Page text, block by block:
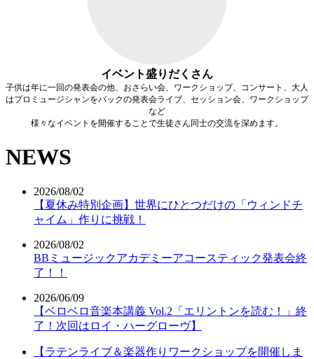
イベント盛りだくさん
子供は年に一回の発表会の他、おさらい会、ワークショップ、コンサート、大人
はプロミュージシャンをバックの発表会ライブ、セッション会、ワークショップ
など
様々なイベントを開催することで生徒さん同士の交流を深めます。
NEWS
2026/08/02
【夏休み特別企画】世界にひとつだけの「ウィンドチ
ャイム」作りに挑戦！
2026/08/02
BBミュージックアカデミーアコースティック発表会終
了！！
2026/06/09
【ベロベロ音楽本講義 Vol.2「エリントンを読む！」終
了！次回はロイ・ハーグローヴ】
【ラテンライブ＆楽器作りワークショップを開催しま